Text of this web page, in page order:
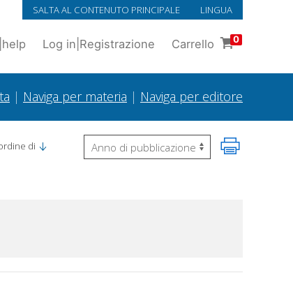
SALTA AL CONTENUTO PRINCIPALE LINGUA
help Log in Registrazione Carrello 0
| Naviga per materia | Naviga per editore
di